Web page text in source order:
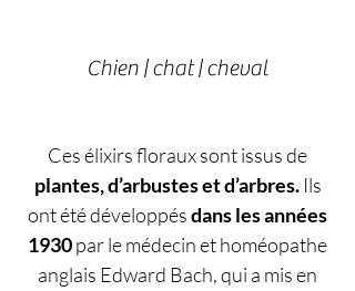
Chien | chat | cheval
Ces élixirs floraux sont issus de
plantes, d’arbustes et d’arbres. Ils
ont été développésdans les années
1930parle médecin et homéopathe
anglais Edward Bach, qui a mis en